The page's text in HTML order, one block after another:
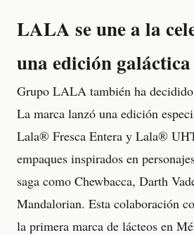
LALA se une a la
una edición galáctica
Grupo LALA también ha
La marca lanzó una edición
Lala® Fresca Entera y Lala®
empaques inspirados en
saga como Chewbacca, Darth
Mandalorian. Esta colaboración
la primera marca de lácteos en